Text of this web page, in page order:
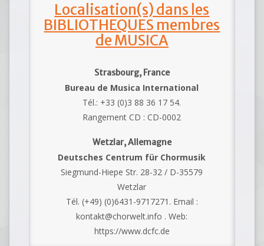
Localisation(s) dans les
BIBLIOTHEQUES membres
de MUSICA
Strasbourg, France
Bureau de Musica International
Tél.: +33 (0)3 88 36 17 54.
Rangement CD : CD-0002
Wetzlar, Allemagne
Deutsches Centrum für Chormusik
Siegmund-Hiepe Str. 28-32 / D-35579
Wetzlar
Tél. (+49) (0)6431-9717271. Email :
kontakt@chorwelt.info . Web:
https://www.dcfc.de